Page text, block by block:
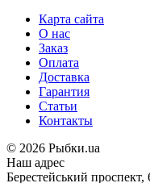
Карта сайта
О нас
Заказ
Оплата
Доставка
Гарантия
Статьи
Контакты
© 2026 Рыбки.ua
Наш адрес
Берестейський